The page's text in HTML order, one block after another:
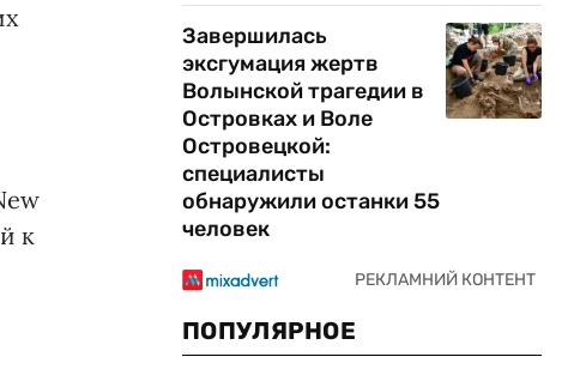
к
Завершилась
эксгумация жертв
Волынской трагедии в
Островках и Воле
Островецкой:
специалисты
обнаружили останки 55
человек
ПОПУЛЯРНОЕ